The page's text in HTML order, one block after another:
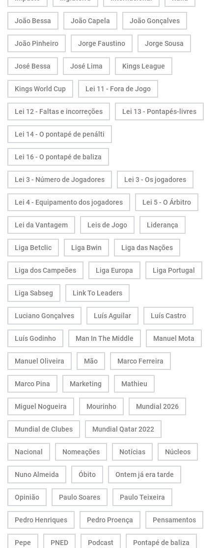
João Bessa João Capela João Gonçalves
João Pinheiro Jorge Faustino Jorge Sousa
José Bessa José Lima Kings League
Kings World Cup Lei 11 - Fora de Jogo
Lei 12 - Faltas e incorreções Lei 13 - Pontapés-livres
Lei 14 - O pontapé de penálti
Lei 16 - O pontapé de baliza
Lei 3 - Número de Jogadores Lei 3 - Os jogadores
Lei 4 - Equipamento dos jogadores Lei 5 - O Árbitro
Lei da Vantagem Leis de Jogo Liderança
Liga Betclic Liga Bwin Liga das Nações
Liga dos Campeões Liga Europa Liga Portugal
Liga Sabseg Link To Leaders
Luciano Gonçalves Luís Aguilar Luís Castro
Luís Godinho Man In The Middle Manuel Mota
Manuel Oliveira Mão Marco Ferreira
Marco Pina Marketing Mathieu
Miguel Nogueira Mourinho Mundial 2026
Mundial de Clubes Mundial Qatar 2022
Nacional Nomeações Notícias Núcleos
Nuno Almeida Óbito Ontem já era tarde
Opinião Paulo Soares Paulo Teixeira
Pedro Henriques Pedro Proença Pensamentos
Pepe PNED Podcast Pontapé de baliza